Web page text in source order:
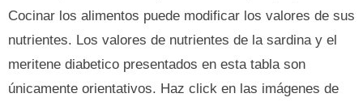
Cocinar los alimentos puede modificar los valores de sus
nutrientes. Los valores de nutrientes de la sardina y el
meritene diabetico presentados en esta tabla son
únicamente orientativos. Haz click en las imágenes de